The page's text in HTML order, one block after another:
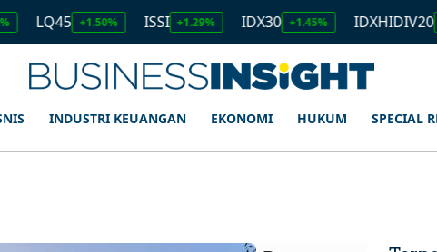
+1.50% ISSI +1.29% IDX30 +1.45% IDXHIDIV20 +1.11%
INDUSTRI KEUANGAN EKONOMI HUKUM SPECIAL